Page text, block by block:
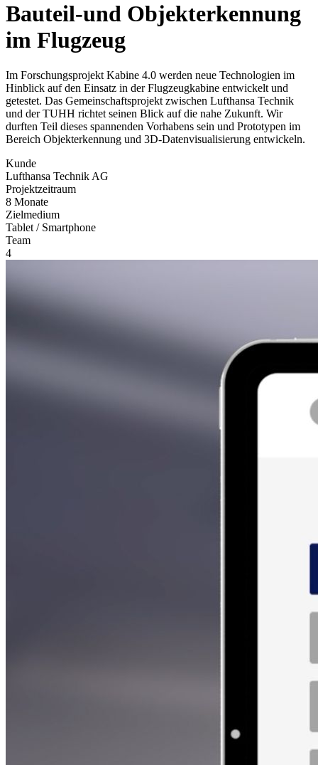
Bauteil-und Objekterkennung
im Flugzeug
Im Forschungsprojekt Kabine 4.0 werden neue Technologien im
Hinblick auf den Einsatz in der Flugzeugkabine entwickelt und
getestet. Das Gemeinschaftsprojekt zwischen Lufthansa Technik
und der TUHH richtet seinen Blick auf die nahe Zukunft. Wir
durften Teil dieses spannenden Vorhabens sein und Prototypen im
Bereich Objekterkennung und 3D-Datenvisualisierung entwickeln.
Kunde
Lufthansa Technik AG
Projektzeitraum
8 Monate
Zielmedium
Tablet / Smartphone
Team
4